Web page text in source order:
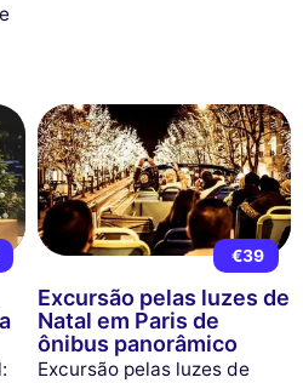
€39
Excursão pelas luzes de
Natal em Paris de
ônibus panorâmico
Excursão pelas luzes de